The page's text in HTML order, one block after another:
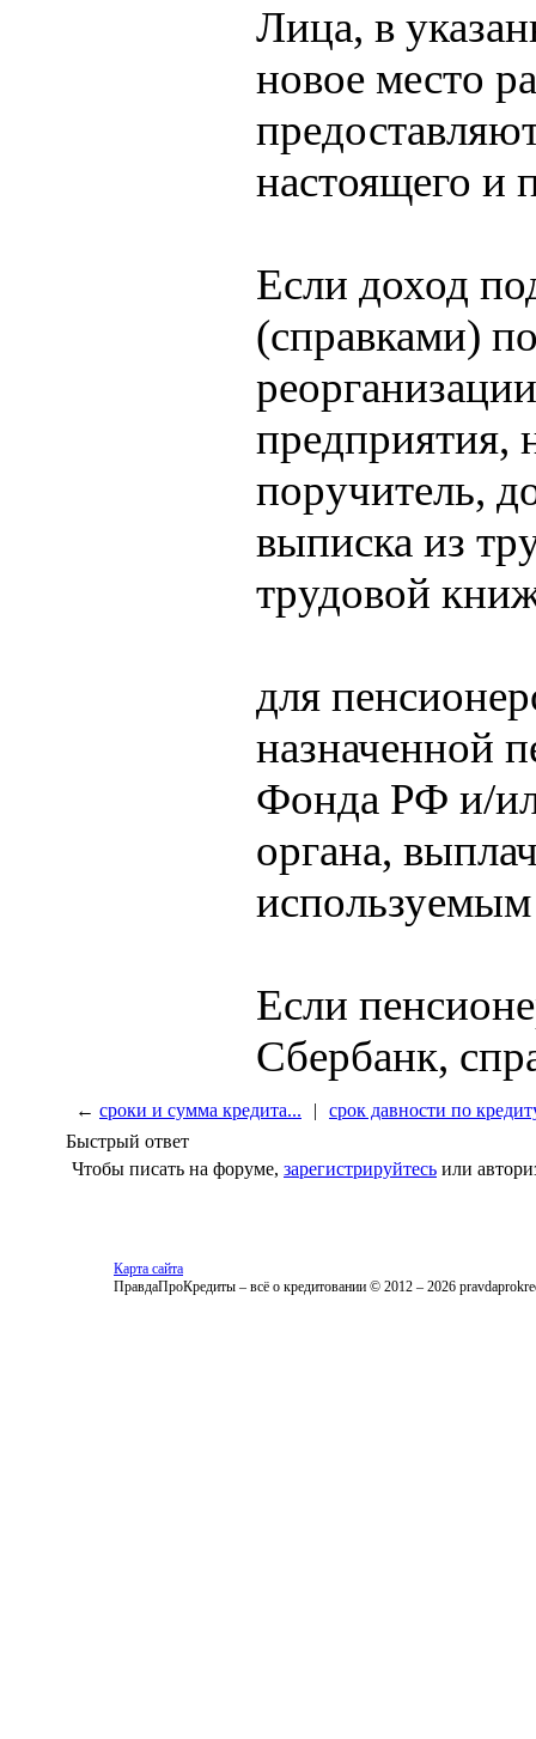
Лица, в
новое место
настоящего и
Если доход
(справками)
предприятия,
поручитель,
выписка из
трудовой
для
назначенной
Фонда РФ и/
органа,
Если
Сбербанк,
← сроки и сумма кредита... |
срок давности по
Быстрый ответ
Чтобы писать на форуме, зарегистрируйтесь или
Карта сайта
ПравдаПроКредиты – всё о кредитовании © 2012 – 2026